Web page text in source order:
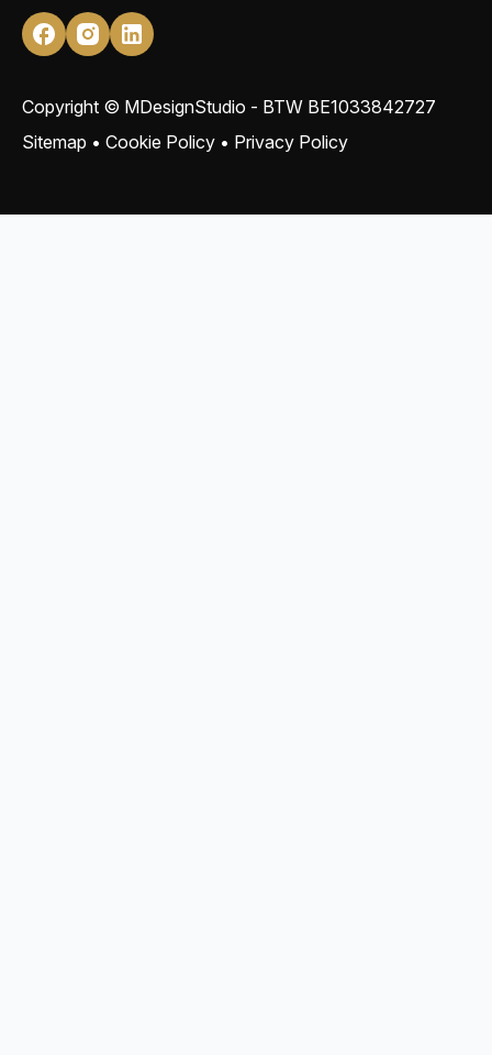
Copyright © MDesignStudio - BTW BE1033842727
Sitemap • Cookie Policy • Privacy Policy